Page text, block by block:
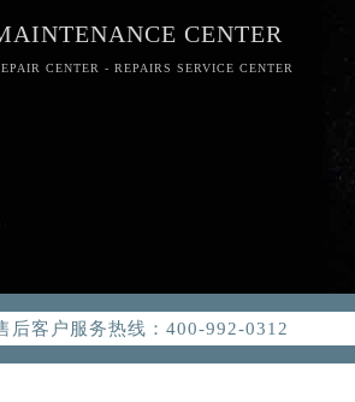
CENTER
CENTER - REPAIRS SERVICE CENTER
务网络优化升级公告
后客户服务热线：400-992-0312
400-992-0312，服务覆盖中国大陆、
心最新网点地址：